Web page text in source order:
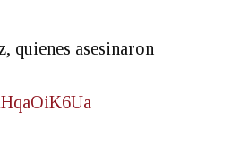
quienes asesinaron